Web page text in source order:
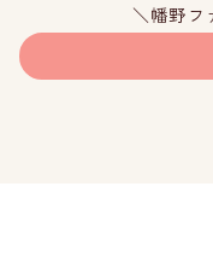
＼幡野フ